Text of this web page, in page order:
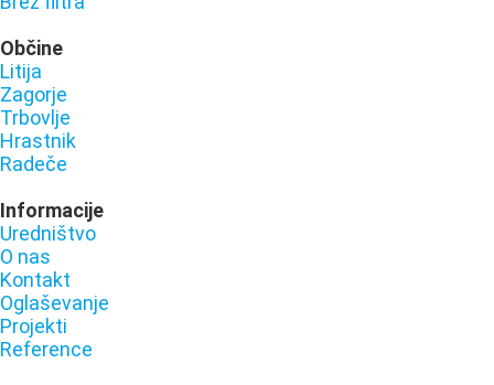
Občine
Litija
Zagorje
Trbovlje
Hrastnik
Radeče
Informacije
Uredništvo
O nas
Kontakt
Oglaševanje
Projekti
Reference